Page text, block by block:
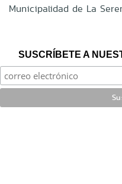
Municipalidad de La
SUSCRÍBETE A